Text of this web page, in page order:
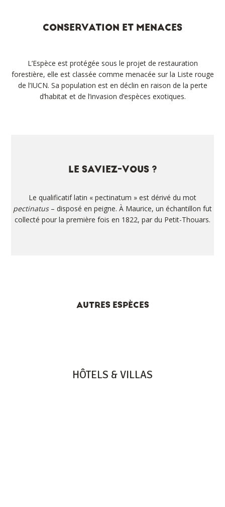
CONSERVATION ET MENACES
L’Espèce est protégée sous le projet de restauration
forestière, elle est classée comme menacée sur la Liste rouge
de l’IUCN. Sa population est en déclin en raison de la perte
d’habitat et de l’invasion d’espèces exotiques.
LE SAVIEZ-VOUS ?
Le qualificatif latin « pectinatum » est dérivé du mot
pectinatus– disposé en peigne. À Maurice, un échantillon fut
collecté pour la première fois en 1822, par du Petit-Thouars.
AUTRES ESPÈCES
HÔTELS & VILLAS